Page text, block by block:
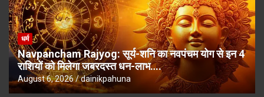
धर्म
Navpancham Rajyog: सूर्य-शनि का नवपंचम योग से इन 4
राशियों को मिलेगा जबरदस्त धन-लाभ….
August 6, 2026 dainikpahuna